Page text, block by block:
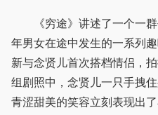
《穷途》讲述了一个一群
年男女在途中发生的一系列
新与念贤儿首次搭档情侣，
组剧照中，念贤儿一只手拽
青涩甜美的笑容立刻表现出